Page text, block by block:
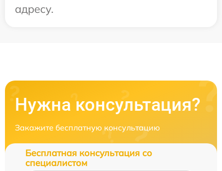
адресу.
Нужна консультация?
Закажите бесплатную консультацию
Бесплатная консультация со
специалистом